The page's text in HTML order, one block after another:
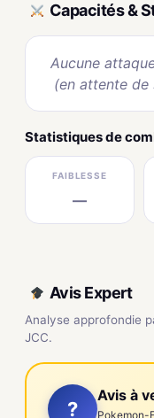
Capacités &
Aucune
(en attente de
Statistiques de
FAIBLESSE
—
Avis Expert
Analyse approfondie
JCC.
?
Avis à
Pokemon-